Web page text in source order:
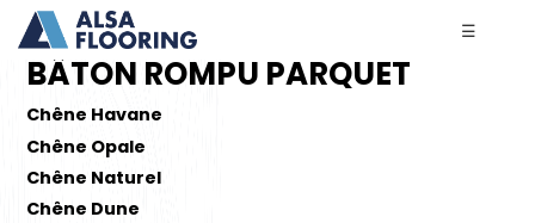
☰
BÂTON ROMPU PARQUET
Chêne Havane
Chêne Opale
Chêne Naturel
Chêne Dune